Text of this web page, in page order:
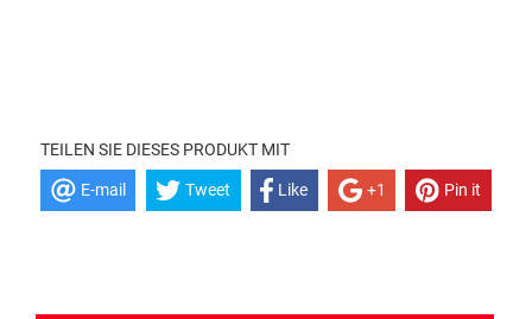
TEILEN SIE DIESES PRODUKT MIT
E-mail Tweet Like +1 Pin it